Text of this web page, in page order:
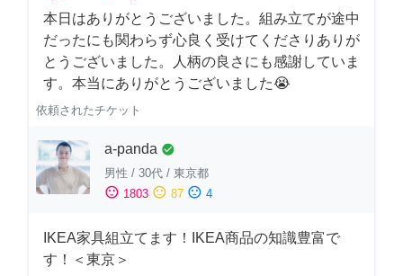
本日はありがとうございました。組み立てが途中
だったにも関わらず心良く受けてくださりありが
とうございました。人柄の良さにも感謝していま
す。本当にありがとうございました😭
依頼されたチケット
a-panda check_circle
男性 / 30代 / 東京都
sentiment_satisfied 1803 sentiment_neutral 87 sentiment_dissatisfied 4
IKEA家具組立てます！IKEA商品の知識豊富で
す！＜東京＞